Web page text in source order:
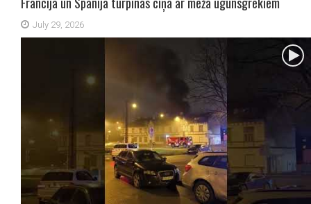
July 29, 2026